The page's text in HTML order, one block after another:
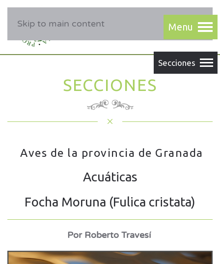
Skip to main content
SECCIONES
Aves de la provincia de Granada
Acuáticas
Focha Moruna (Fulica cristata)
Por Roberto Travesí